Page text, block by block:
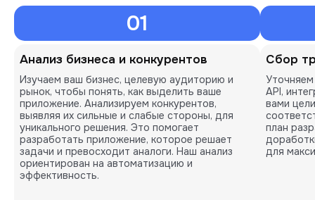
01
Анализ бизнеса и конкурентов
Изучаем ваш бизнес, целевую аудиторию и
рынок, чтобы понять, как выделить ваше
приложение. Анализируем конкурентов,
выявляя их сильные и слабые стороны, для
уникального решения. Это помогает
разработать приложение, которое решает
задачи и превосходит аналоги. Наш анализ
ориентирован на автоматизацию и
эффективность.
Сбор
API,
вами
план
для